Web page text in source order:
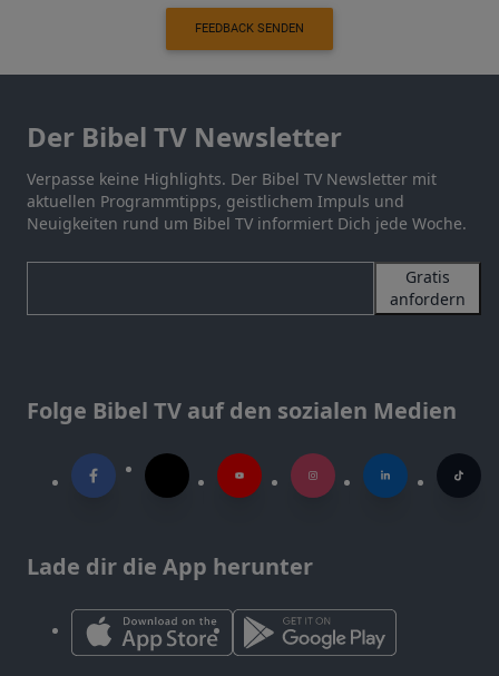
FEEDBACK SENDEN
Der Bibel TV Newsletter
Verpasse keine Highlights. Der Bibel TV Newsletter mit
aktuellen Programmtipps, geistlichem Impuls und
Neuigkeiten rund um Bibel TV informiert Dich jede Woche.
Gratis
anfordern
Folge Bibel TV auf den sozialen Medien
Lade dir die App herunter